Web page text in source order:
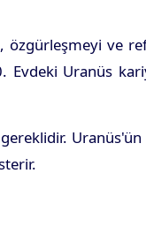
özgürleşmeyi ve
Evdeki Uranüs